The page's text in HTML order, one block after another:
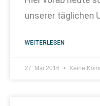
unserer täglichen
WEITERLESEN
27. Mai 2016 Keine